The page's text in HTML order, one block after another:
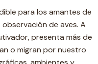
para los amantes de
de aves. A
presenta más de
o migran por nuestro